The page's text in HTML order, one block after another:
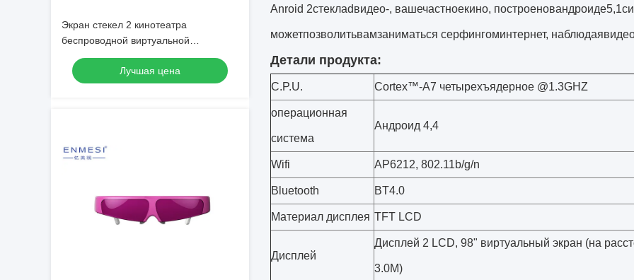
Экран стекел 2 кинотеатра
беспроводной виртуальной
реальности Wifi личный на андроид
4,4
Лучшая цена
Anroid 2стеклаdвидео-, вашечастноекино,
можетпозволитьвамзаниматься серфингоминтернет,
Детали продукта:
C.P.U. Cortex™-A7 четырехъядерное @1.3GHZ
операционная
система
Андроид 4,4
Wifi AP6212, 802.11b/g/n
Bluetooth BT4.0
Материал дисплея TFT LCD
Дисплей
Дисплей 2 LCD, 98" виртуальный экран (на
3.0M)